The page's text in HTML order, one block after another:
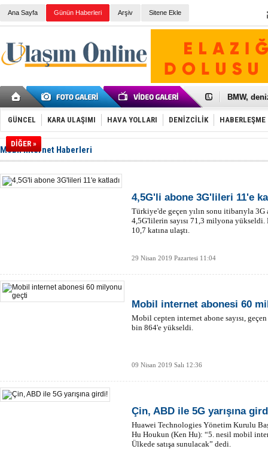
Ana Sayfa Günün Haberleri Arşiv Sitene Ekle
Kiralık
VW'de üst
Ünye
İzmir-
HAVAŞ 21
'Jet uçak'
Rus
GÜNCEL KARA ULAŞIMI HAVA YOLLARI DENİZCİLİK HABERLEŞME
DİĞER »
Mobil İnternet Haberleri
4,5G'li abone 3G'lileri 11'e
Türkiye'de geçen yılın sonu itibarıyla
4,5G'lilerin sayısı 71,3 milyona yükseldi.
10,7 katına ulaştı.
29 Nisan 2019 Pazartesi 11:04
Mobil internet abonesi 60
Mobil cepten internet abone sayısı,
bin 864'e yükseldi.
09 Nisan 2019 Salı 12:36
Çin, ABD ile 5G yarışına
Huawei Technologies Yönetim Kurulu
Hu Houkun (Ken Hu): “5. nesil mobil
Ülkede satışa sunulacak” dedi.